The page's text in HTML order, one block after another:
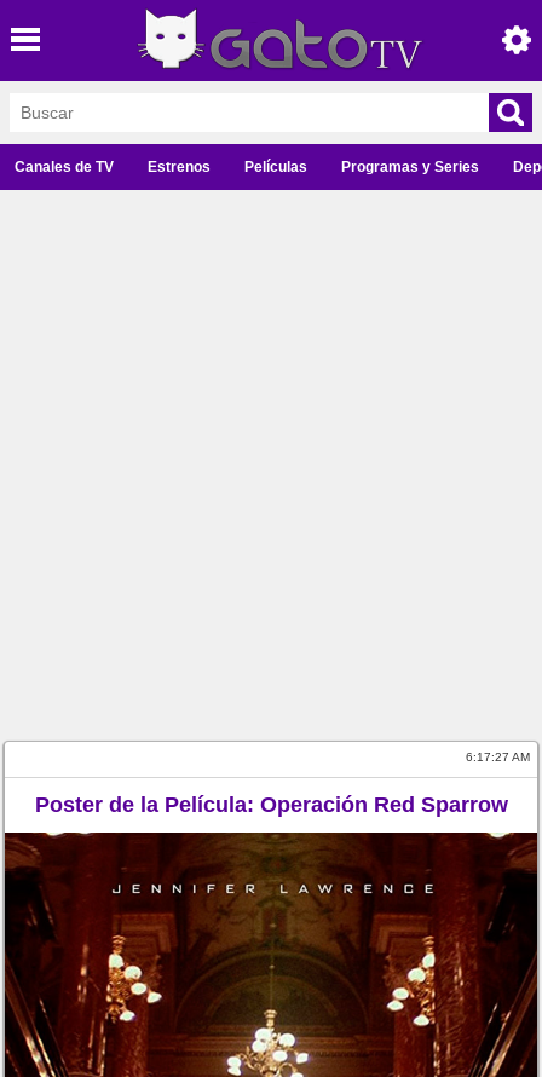
Canales de TV Estrenos Películas Programas y Series
6:17:27 AM
Poster de la Película: Operación Red Sparrow